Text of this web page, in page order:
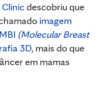
descobriu que
imagem
(Molecular Breast
3D, mais do que
em mamas